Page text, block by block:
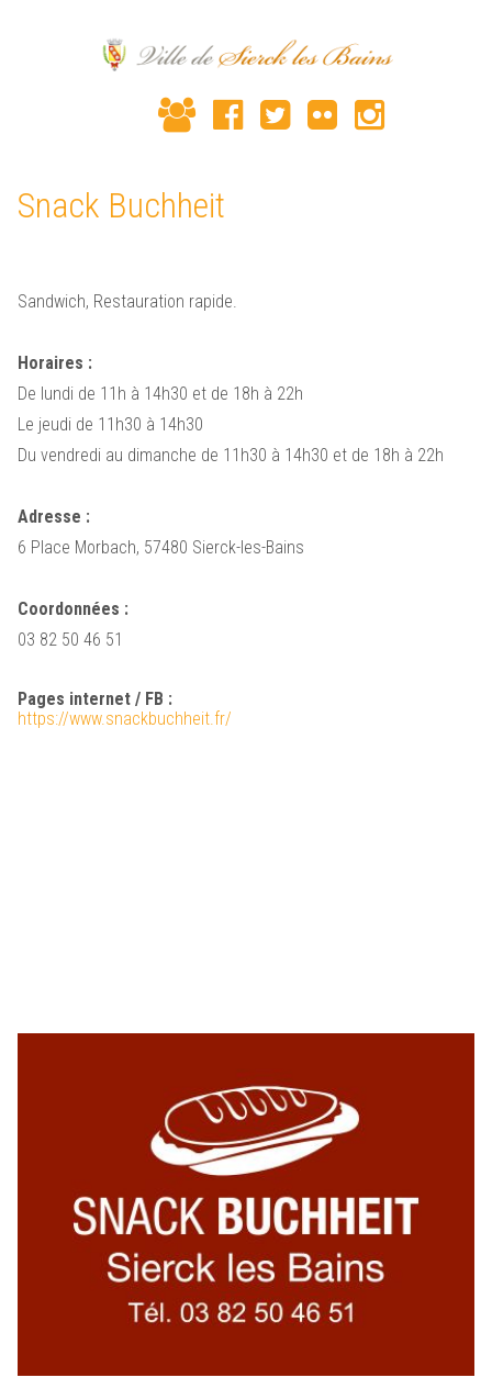
Snack Buchheit
Sandwich, Restauration rapide.
Horaires :
De lundi de 11h à 14h30 et de 18h à 22h
Le jeudi de 11h30 à 14h30
Du vendredi au dimanche de 11h30 à 14h30 et de 18h à 22h
Adresse :
6 Place Morbach, 57480 Sierck-les-Bains
Coordonnées :
03 82 50 46 51
Pages internet / FB :
https://www.snackbuchheit.fr/